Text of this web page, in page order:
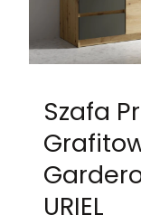
Szafa
URIEL